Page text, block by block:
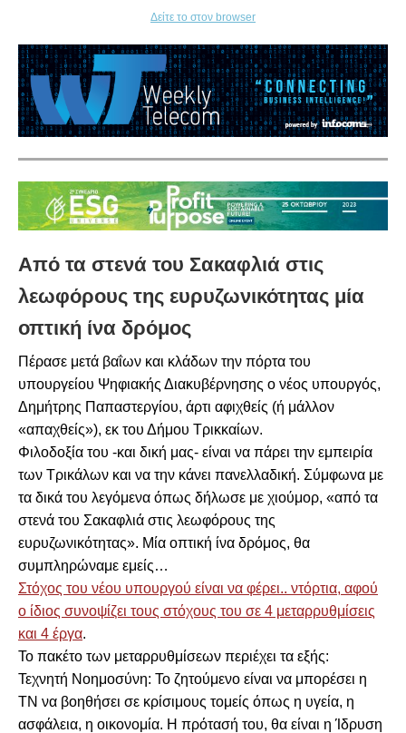
Δείτε το στον browser
Από τα στενά του Σακαφλιά στις
λεωφόρους της ευρυζωνικότητας μία
οπτική ίνα δρόμος
Πέρασε μετά βαΐων και κλάδων την πόρτα του
υπουργείου Ψηφιακής Διακυβέρνησης ο νέος υπουργός,
Δημήτρης Παπαστεργίου, άρτι αφιχθείς (ή μάλλον
«απαχθείς»), εκ του Δήμου Τρικκαίων.
Φιλοδοξία του -και δική μας- είναι να πάρει την εμπειρία
των Τρικάλων και να την κάνει πανελλαδική. Σύμφωνα με
τα δικά του λεγόμενα όπως δήλωσε με χιούμορ, «από τα
στενά του Σακαφλιά στις λεωφόρους της
ευρυζωνικότητας». Μία οπτική ίνα δρόμος, θα
συμπληρώναμε εμείς…
Στόχος του νέου υπουργού είναι να φέρει.. ντόρτια, αφού
ο ίδιος συνοψίζει τους στόχους του σε 4 μεταρρυθμίσεις
και 4 έργα.
Το πακέτο των μεταρρυθμίσεων περιέχει τα εξής:
Τεχνητή Νοημοσύνη: Το ζητούμενο είναι να μπορέσει η
ΤΝ να βοηθήσει σε κρίσιμους τομείς όπως η υγεία, η
ασφάλεια, η οικονομία. Η πρότασή του, θα είναι η Ίδρυση